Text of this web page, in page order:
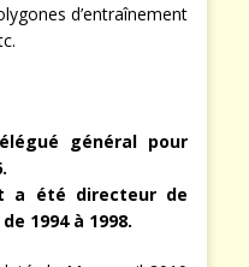
comme celle décidée
d’entraînement
général pour
a été directeur de